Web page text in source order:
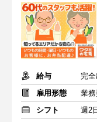
給与
完全
雇用形態
業
シフト
週2